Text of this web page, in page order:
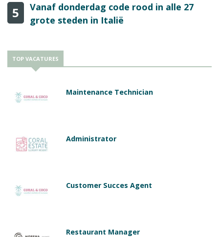
5
Vanaf donderdag code rood in alle 27
grote steden in Italië
TOP VACATURES
Maintenance Technician
Administrator
Customer Succes Agent
Restaurant Manager